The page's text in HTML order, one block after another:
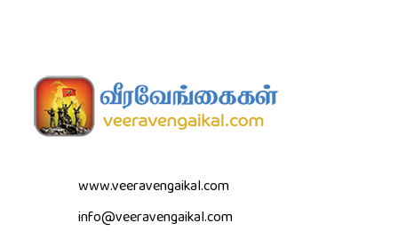
www.veeravengaikal.com
info@veeravengaikal.com